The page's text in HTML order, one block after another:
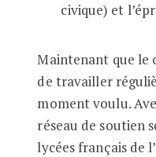
civique) et
Maintenant que le
de travailler
moment voulu.
réseau de soutien
lycées français de